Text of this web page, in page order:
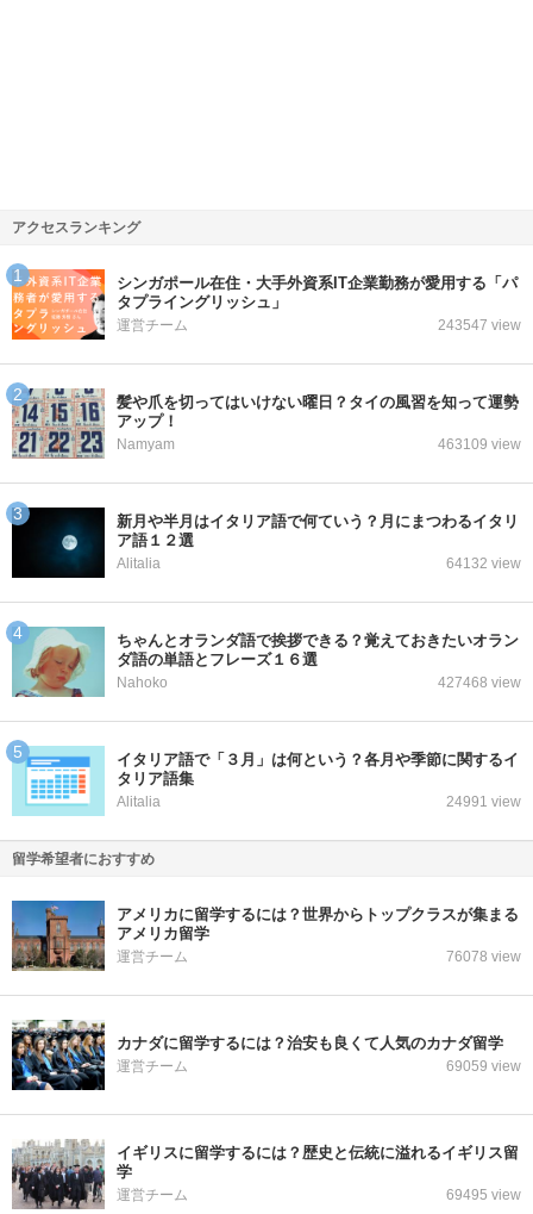
アクセスランキング
シンガポール在住・大手外資系IT企業勤務が愛用する「パ
タプライングリッシュ」
運営チーム 243547 view
髪や爪を切ってはいけない曜日？タイの風習を知って運勢
アップ！
Namyam 463109 view
新月や半月はイタリア語で何ていう？月にまつわるイタリ
ア語１２選
Alitalia 64132 view
ちゃんとオランダ語で挨拶できる？覚えておきたいオラン
ダ語の単語とフレーズ１６選
Nahoko 427468 view
イタリア語で「３月」は何という？各月や季節に関するイ
タリア語集
Alitalia 24991 view
留学希望者におすすめ
アメリカに留学するには？世界からトップクラスが集まる
アメリカ留学
運営チーム 76078 view
カナダに留学するには？治安も良くて人気のカナダ留学
運営チーム 69059 view
イギリスに留学するには？歴史と伝統に溢れるイギリス留
学
運営チーム 69495 view